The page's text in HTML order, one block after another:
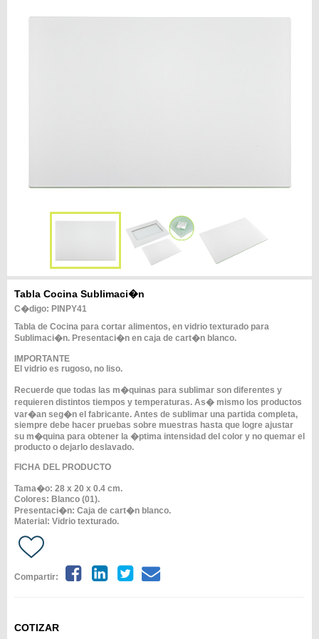
Tabla Cocina Sublimaci�n
C�digo: PINPY41
Tabla de Cocina para cortar alimentos, en vidrio texturado para
Sublimaci�n. Presentaci�n en caja de cart�n blanco.
IMPORTANTE
El vidrio es rugoso, no liso.
Recuerde que todas las m�quinas para sublimar son diferentes y
requieren distintos tiempos y temperaturas. As� mismo los productos
var�an seg�n el fabricante. Antes de sublimar una partida completa,
siempre debe hacer pruebas sobre muestras hasta que logre ajustar
su m�quina para obtener la �ptima intensidad del color y no quemar el
producto o dejarlo deslavado.
FICHA DEL PRODUCTO
Tama�o: 28 x 20 x 0.4 cm.
Colores: Blanco (01).
Presentaci�n: Caja de cart�n blanco.
Material: Vidrio texturado.
Compartir:
COTIZAR